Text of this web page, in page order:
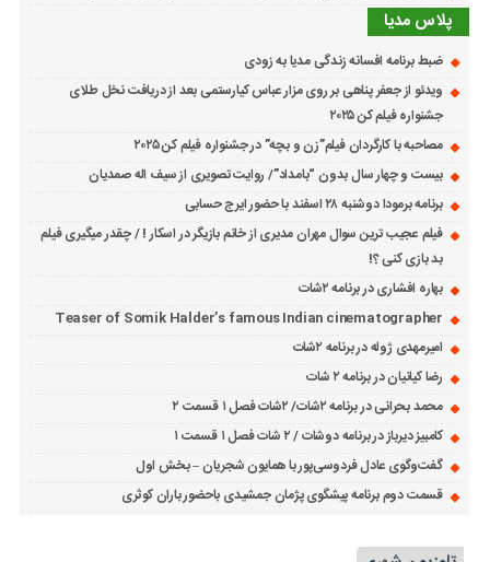
پلاس مدیا
ضبط برنامه افسانه زندگی مدیا به زودی
ویدئو از جعفر پناهی بر روی مزار عباس کیارستمی بعد از دریافت نخل طلای
جشنواره فیلم کن ۲۰۲۵
مصاحبه با کارگردان فیلم”زن و بچه” در جشنواره فیلم کن ۲۰۲۵
بیست و چهار سال بدون “بامداد”/ روایت تصویری از سیف اله صمدیان
برنامه برمودا دوشنبه ۲۸ اسفند با حضور ایرج حسابی
فیلم عجیب ترین سوال مهران مدیری از خانم بازیگر در اسکار ! / چقدر میگیری فیلم
بد بازی کنی ؟!
بهاره افشاری در برنامه ۲شات
Teaser of Somik Halder’s famous Indian cinematographer
امیرمهدی ژوله در برنامه ۲شات
رضا کیانیان در برنامه ۲ شات
محمد بحرانی در برنامه ۲شات/ ۲شات فصل ۱ قسمت ۲
کامبیز دیرباز در برنامه دوشات / ۲ شات فصل ۱ قسمت ۱
گفت‌وگوی عادل فردوسی‌پور با همایون شجریان – بخش اول
قسمت دوم برنامه پیشگوی پژمان جمشیدی باحضور باران کوثری